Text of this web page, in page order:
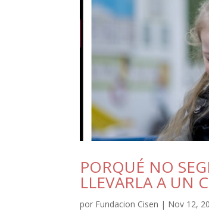
PORQUÉ NO
LLEVARLA A UN
por Fundacion Cisen | Nov 12,